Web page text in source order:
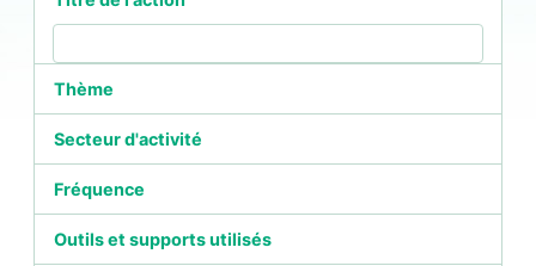
Thème
Secteur d'activité
Fréquence
Outils et supports utilisés